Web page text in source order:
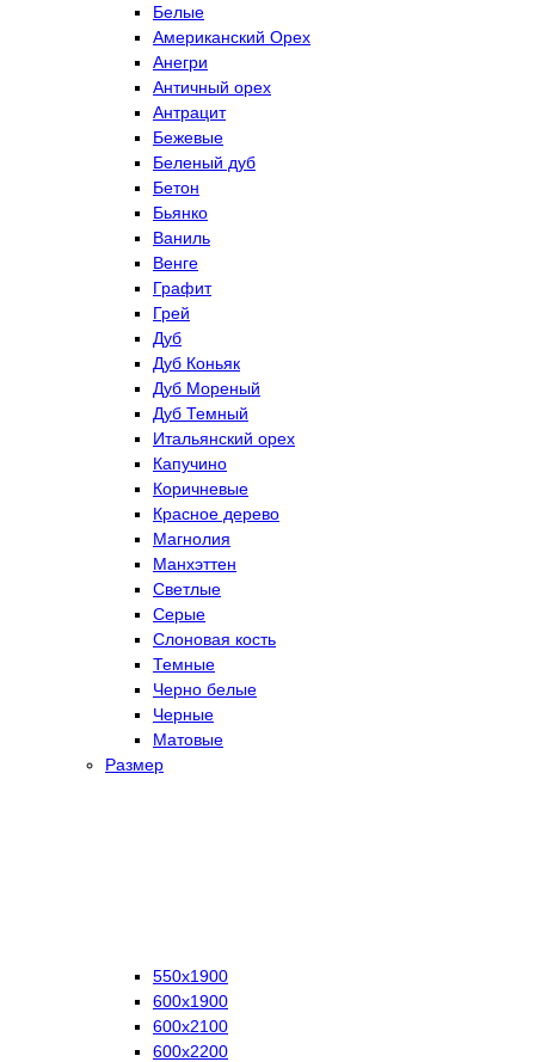
Белые
Американский Орех
Анегри
Античный орех
Антрацит
Бежевые
Беленый дуб
Бетон
Бьянко
Ваниль
Венге
Графит
Грей
Дуб
Дуб Коньяк
Дуб Мореный
Дуб Темный
Итальянский орех
Капучино
Коричневые
Красное дерево
Магнолия
Манхэттен
Светлые
Серые
Слоновая кость
Темные
Черно белые
Черные
Матовые
Размер
550х1900
600х1900
600х2100
600х2200